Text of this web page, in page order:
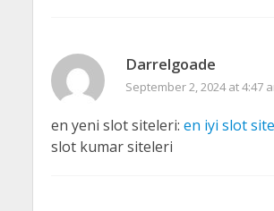
Darrelgoade
September 2, 2024 at 4:47
en yeni slot siteleri: en iyi slot
slot kumar siteleri